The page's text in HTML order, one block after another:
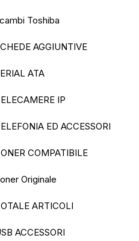
Toshiba
AGGIUNTIVE
ATA
IP
ED ACCESSORI
COMPATIBILE
Originale
ARTICOLI
ACCESSORI